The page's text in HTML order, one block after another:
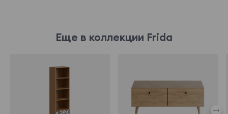
Еще в коллекции Frida